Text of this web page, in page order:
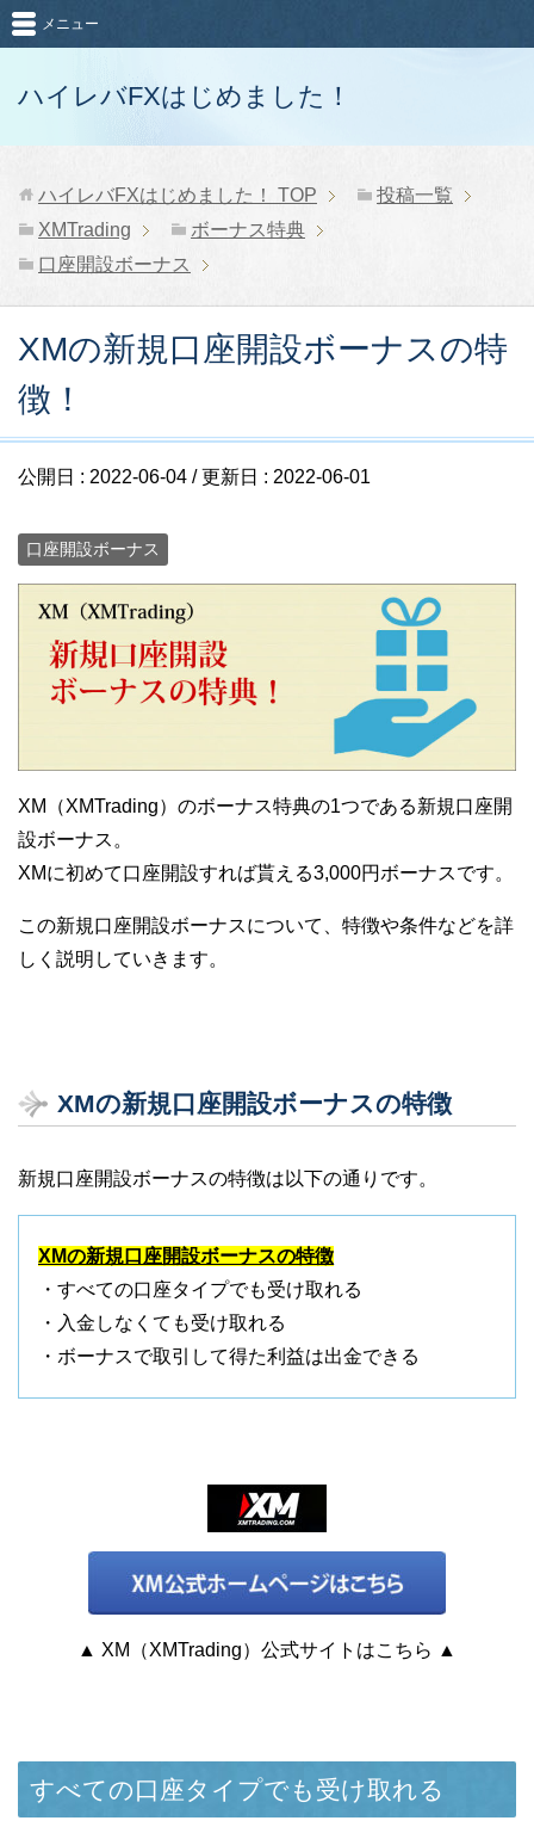
ハイレバFXはじめました！
メニュー
ハイレバFXはじめました！ TOP
投稿一覧
XMTrading
ボーナス特典
口座開設ボーナス
XMの新規口座開設ボーナスの特
徴！
公開日 : 2022-06-04 / 更新日 : 2022-06-01
口座開設ボーナス
XM（XMTrading）のボーナス特典の1つである新規口座開
設ボーナス。
XMに初めて口座開設すれば貰える3,000円ボーナスです。
この新規口座開設ボーナスについて、特徴や条件などを詳
しく説明していきます。
XMの新規口座開設ボーナスの特徴
新規口座開設ボーナスの特徴は以下の通りです。
XMの新規口座開設ボーナスの特徴
・すべての口座タイプでも受け取れる
・入金しなくても受け取れる
・ボーナスで取引して得た利益は出金できる
▲ XM（XMTrading）公式サイトはこちら ▲
すべての口座タイプでも受け取れる